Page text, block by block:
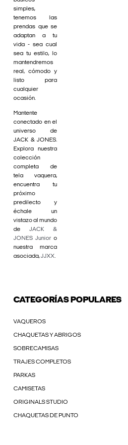
simples,
tenemos las
prendas que se
adaptan a tu
vida - sea cual
sea tu estilo, lo
mantendremos
real, cómodo y
listo para
cualquier
ocasión.
Mantente
conectado en el
universo de
JACK & JONES.
Explora nuestra
colección
completa de
tela vaquera,
encuentra tu
próximo
predilecto y
échale un
vistazo al mundo
de JACK &
JONES Junior o
nuestra marca
asociada,JJXX.
CATEGORÍAS POPULARES
VAQUEROS
CHAQUETAS Y ABRIGOS
SOBRECAMISAS
TRAJES COMPLETOS
PARKAS
CAMISETAS
ORIGINALS STUDIO
CHAQUETAS DE PUNTO